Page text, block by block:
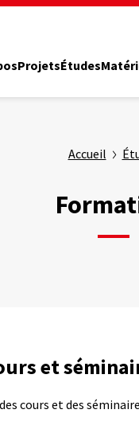
ProjetsÉtudes
Accueil
et
cours et des